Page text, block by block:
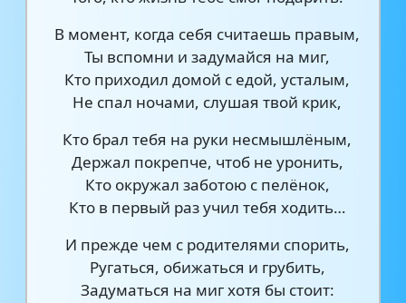
В момент, когда себя считаешь правым,
Ты вспомни и задумайся на миг,
Кто приходил домой с едой, усталым,
Не спал ночами, слушая твой крик,
Кто брал тебя на руки несмышлёным,
Держал покрепче, чтоб не уронить,
Кто окружал заботою с пелёнок,
Кто в первый раз учил тебя ходить…
И прежде чем с родителями спорить,
Ругаться, обижаться и грубить,
Задуматься на миг хотя бы стоит: